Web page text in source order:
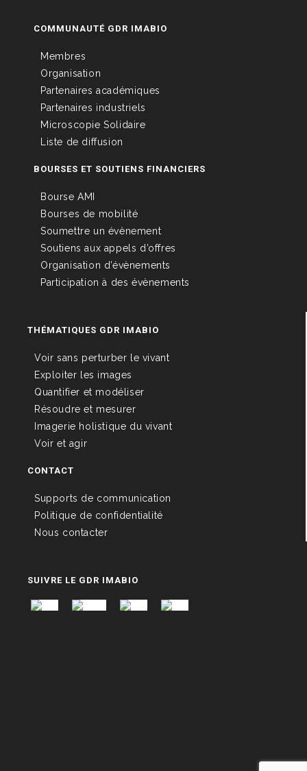
COMMUNAUTÉ GDR IMABIO
Membres
Organisation
Partenaires académiques
Partenaires industriels
Microscopie Solidaire
Liste de diffusion
BOURSES ET SOUTIENS FINANCIERS
Bourse AMI
Bourses de mobilité
Soumettre un évènement
Soutiens aux appels d’offres
Organisation d’évènements
Participation à des évènements
THÉMATIQUES GDR IMABIO
Voir sans perturber le vivant
Exploiter les images
Quantifier et modéliser
Résoudre et mesurer
Imagerie holistique du vivant
Voir et agir
CONTACT
Supports de communication
Politique de confidentialité
Nous contacter
SUIVRE LE GDR IMABIO